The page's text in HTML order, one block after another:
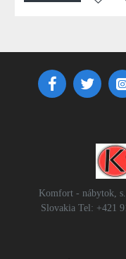
Komfort - nábytok,
Slovakia Tel: +421